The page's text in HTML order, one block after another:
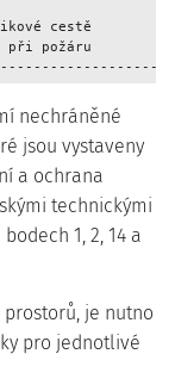
cestě
při požáru
nechráněné
jsou vystaveny
a ochrana
technickými
1, 2, 14 a
je nutno
pro jednotlivé